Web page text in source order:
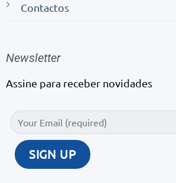
Contactos
Newsletter
Assine para receber novidades